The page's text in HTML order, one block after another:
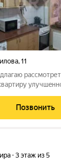
,11
двор и
Позвонить
3 этаж из 5